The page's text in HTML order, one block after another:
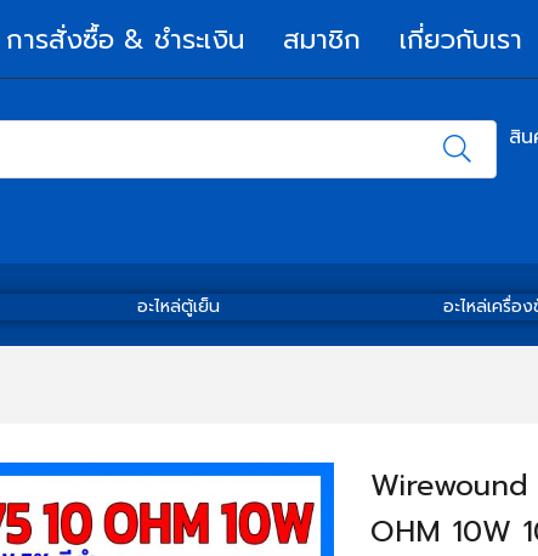
การสั่งซื้อ & ชำระเงิน สมาชิก เกี่ยวกับเรา
สิ
อะไหล่ตู้เย็น อะไหล่เครื่อ
Wirewound
OHM 10W